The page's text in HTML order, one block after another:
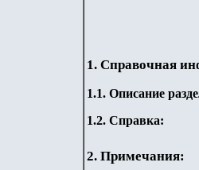
1. Справочная
1.1. Описание
1.2. Справка:
2. Примечания: